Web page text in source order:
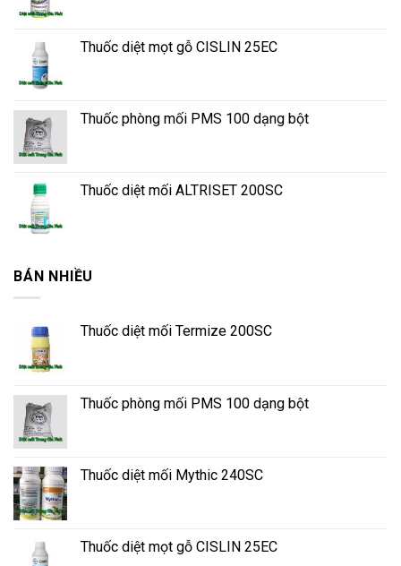
Thuốc diệt mọt gỗ CISLIN 25EC
Thuốc phòng mối PMS 100 dạng bột
Thuốc diệt mối ALTRISET 200SC
BÁN NHIỀU
Thuốc diệt mối Termize 200SC
Thuốc phòng mối PMS 100 dạng bột
Thuốc diệt mối Mythic 240SC
Thuốc diệt mọt gỗ CISLIN 25EC